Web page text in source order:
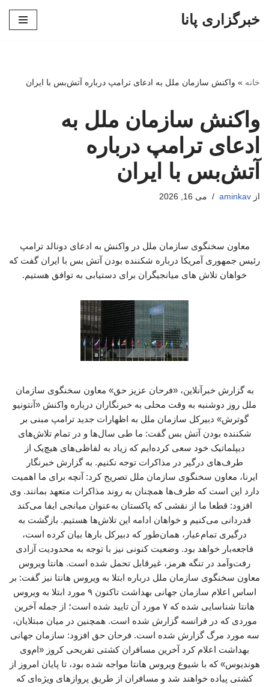
خبرگزاری پانا
خانه » واکنش سازمان ملل به ادعای ترامپ درباره آتش‌بس با ایران
واکنش سازمان ملل به
ادعای ترامپ درباره
آتش‌بس با ایران
از aminkav می 16, 2026
معاون سخنگوی سازمان ملل در واکنش به ادعای دونالد ترامپ
رئیس جمهوری آمریکا درباره شکننده بودن آتش بس با ایران گفت که
خواهان تلاش های میانجیگران برای دستیابی به توافق هستیم.
به گزارش خبرآنلاین، «فرحان عزیز حق» معاون سخنگوی سازمان
ملل روز دوشنبه به وقت محلی به خبرنگاران درباره واکنش «آنتونیو
گوترش» دبیرکل سازمان ملل به اظهارات جدید ترامپ مبنی بر
شکننده بودن آتش بس گفت: ما طی سال‌ها و در تمام تلاش‌های
دیپلماتیک خود سعی کرده‌ایم که زیاد به لفاظی‌های هیچ‌یک از
طرف‌های درگیر در مذاکرات توجه نکنیم. به گزارش خبرنگار
ایرنا، معاون سخنگوی سازمان ملل تصریح کرد: آنچه برای ما اهمیت
دارد این است که طرف‌ها همچنان به روند مذاکرات متعهد بمانند. وی
افزود: قطعا ما از نقشی که پاکستان به‌عنوان میانجی ایفا می‌کند
قدردانی می‌کنیم و خواهان ادامه این تلاش‌ها هستیم. بازگشت به
درگیری تمام‌عیار، همان‌طور که دبیرکل بارها بیان کرده است،
فاجعه‌بار خواهد بود. وضعیت کنونی نیز با توجه به محدودیت آزادی
رفت‌وآمد در تنگه هرمز، غیرقابل تحمل شده است. هانتا ویروس
معاون سخنگوی سازمان ملل درباره ابتلا به ویروس هانتا نیز گفت: بر
اساس اعلام سازمان جهانی بهداشت تاکنون ۹ مورد ابتلا به ویروس
هانتا شناسایی شده که ۷ مورد آن تایید شده است؛ از جمله آخرین
موردی که در فرانسه گزارش شده است. همچنین در میان مبتلایان،
سه مورد مرگ گزارش شده است. فرحان حق افزود: سازمان جهانی
بهداشت اعلام کرد آخرین مسافران کشتی تفریحی کروز «ام‌وی
هوندیوس» که با شیوع ویروس هانتا مواجه شده بود، تا پایان امروز از
کشتی پیاده خواهند شد و مسافران از طریق پروازهای ویژه‌ای که